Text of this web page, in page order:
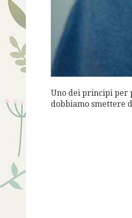
Uno dei principi per
dobbiamo smettere